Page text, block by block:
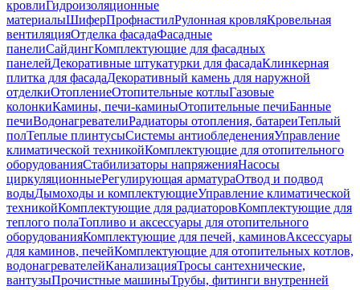
кровлиГидроизоляционные
материалыШиферПрофнастилРулонная кровляКровельная
вентиляцияОтделка фасадаФасадные
панелиСайдингКомплектующие для фасадных
панелейДекоративные штукатурки для фасадаКлинкерная
плитка для фасадаДекоративный камень для наружной
отделкиОтоплениеОтопительные котлыГазовые
колонкиКамины, печи-каминыОтопительные печиБанные
печиВодонагревателиРадиаторы отопления, батареиТеплый
полТеплые плинтусыСистемы антиобледененияУправление
климатической техникойКомплектующие для отопительного
оборудованияСтабилизаторы напряженияНасосы
циркуляционныеРегулирующая арматураОтвод и подвод
водыДымоходы и комплектующиеУправление климатической
техникойКомплектующие для радиаторовКомплектующие для
теплого полаТопливо и аксессуары для отопительного
оборудованияКомплектующие для печей, каминовАксессуары
для каминов, печейКомплектующие для отопительных котлов,
водонагревателейКанализацияТросы сантехнические,
вантузыПрочистные машиныТрубы, фитинги внутренней